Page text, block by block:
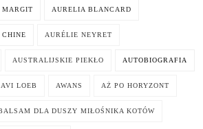
MARGIT AURELIA BLANCARD
AURÉLIE NEYRET
AUSTRALIJSKIE PIEKŁO AUTOBIOGRAFIA
AVI LOEB AWANS AŻ PO HORYZONT
DLA DUSZY MIŁOŚNIKA KOTÓW